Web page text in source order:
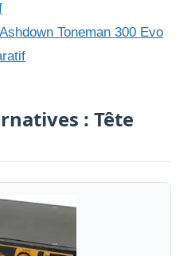
Toneman 300 Evo
: Tête